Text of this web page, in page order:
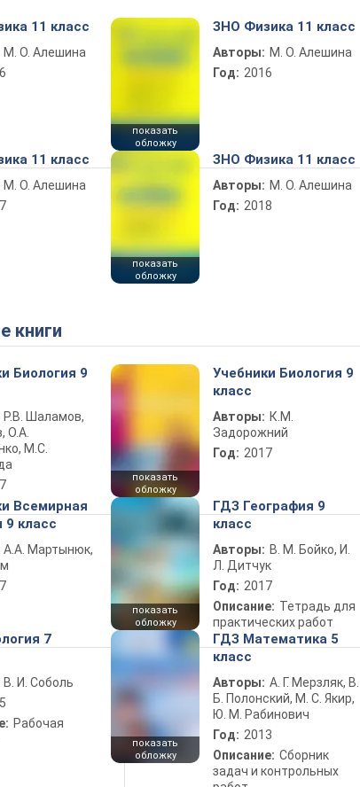
11 класс
М. О. Алешина
показать
обложку
ЗНО Физика 11 класс
Авторы: М. О. Алешина
Год: 2016
11 класс
М. О. Алешина
показать
обложку
ЗНО Физика 11 класс
Авторы: М. О. Алешина
Год: 2018
книги
Биология 9
Р.В. Шаламов,
О.А.
М.С.
показать
обложку
Учебники Биология 9
класс
Авторы: К.М.
Задорожний
Год: 2017
Всемирная
9 класс
А.А. Мартынюк,
показать
обложку
ГДЗ География 9
класс
Авторы: В. М. Бойко, И.
Л. Дитчук
Год: 2017
Описание: Тетрадь для
практических работ
7
В. И. Соболь
Рабочая
показать
обложку
ГДЗ Математика 5
класс
Авторы: А. Г. Мерзляк, В.
Б. Полонский, М. С. Якир,
Ю. М. Рабинович
Год: 2013
Описание: Сборник
задач и контрольных